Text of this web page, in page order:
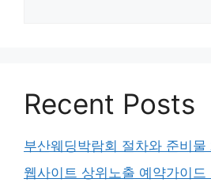
Recent Posts
부산웨딩박람회 절차와 준비물
웹사이트 상위노출 예약가이드